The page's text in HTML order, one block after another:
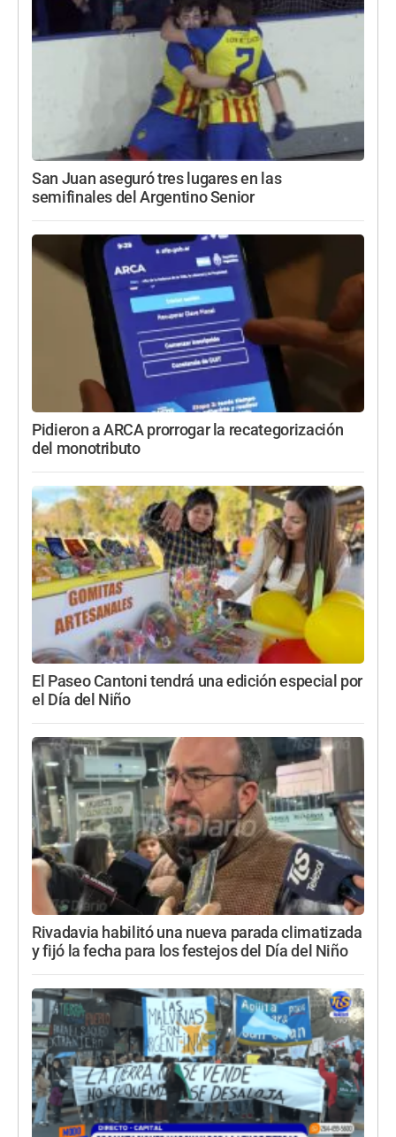
San Juan aseguró tres lugares en las
semifinales del Argentino Senior
Pidieron a ARCA prorrogar la recategorización
del monotributo
El Paseo Cantoni tendrá una edición especial por
el Día del Niño
Rivadavia habilitó una nueva parada climatizada
y fijó la fecha para los festejos del Día del Niño